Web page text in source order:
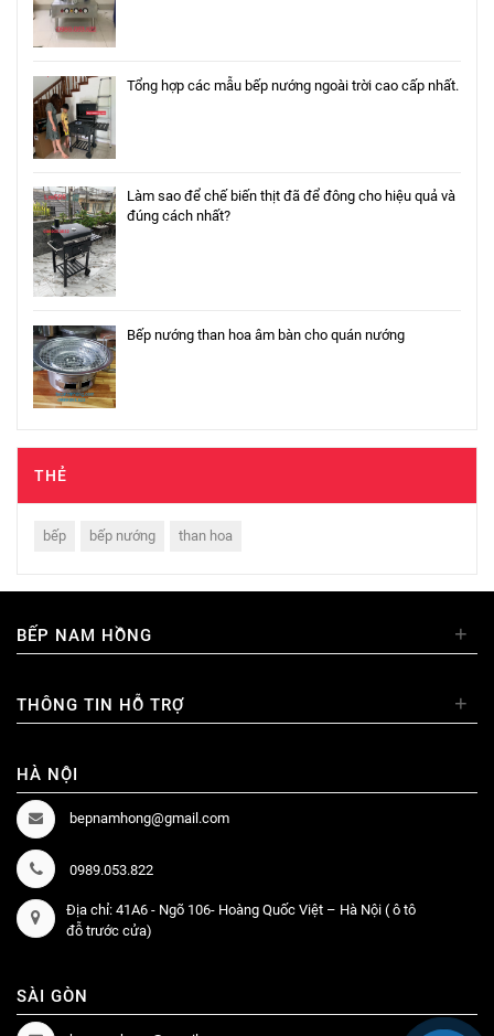
Tổng hợp các mẫu bếp nướng ngoài trời cao cấp nhất.
Làm sao để chế biến thịt đã để đông cho hiệu quả và
đúng cách nhất?
Bếp nướng than hoa âm bàn cho quán nướng
THẺ
bếp bếp nướng than hoa
BẾP NAM HỒNG +
THÔNG TIN HỖ TRỢ +
HÀ NỘI
bepnamhong@gmail.com
0989.053.822
Địa chỉ: 41A6 - Ngõ 106- Hoàng Quốc Việt – Hà Nội ( ô tô
đỗ trước cửa)
SÀI GÒN